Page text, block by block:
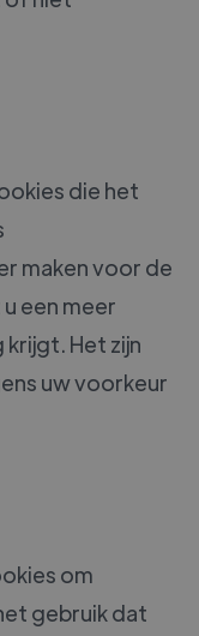
die het
maken voor de
een meer
Het zijn
uw voorkeur
om
gebruik dat